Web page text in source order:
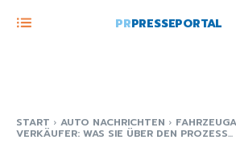
PRPRESSEPORTAL
START AUTO NACHRICHTEN
VERKÄUFER: WAS SIE ÜBER DEN PROZESS...